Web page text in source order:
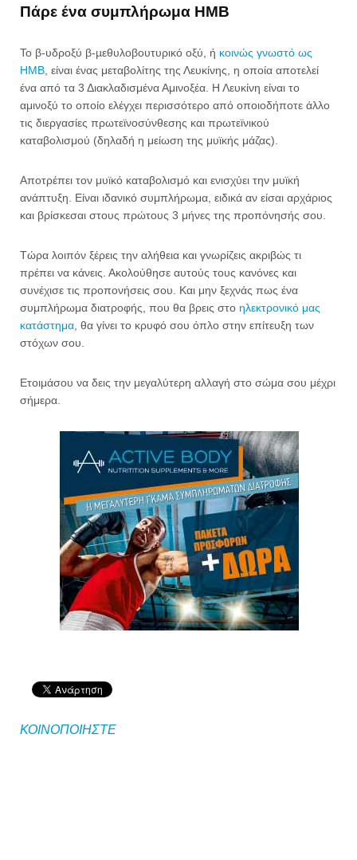
Πάρε ένα συμπλήρωμα HMB
Το β-υδροξύ β-µεθυλοβουτυρικό οξύ, ή κοινώς γνωστό ως
HMB, είναι ένας μεταβολίτης της Λευκίνης, η οποία αποτελεί
ένα από τα 3 Διακλαδισμένα Αμινοξέα. Η Λευκίνη είναι το
αμινοξύ το οποίο ελέγχει περισσότερο από οποιοδήποτε άλλο
τις διεργασίες πρωτεϊνοσύνθεσης και πρωτεϊνικού
καταβολισμού (δηλαδή η μείωση της μυϊκής μάζας).
Αποτρέπει τον μυϊκό καταβολισμό και ενισχύει την μυϊκή
ανάπτυξη. Είναι ιδανικό συμπλήρωμα, ειδικά αν είσαι αρχάριος
και βρίσκεσαι στους πρώτους 3 μήνες της προπόνησής σου.
Τώρα λοιπόν ξέρεις την αλήθεια και γνωρίζεις ακριβώς τι
πρέπει να κάνεις. Ακολούθησε αυτούς τους κανόνες και
συνέχισε τις προπονήσεις σου. Και μην ξεχνάς πως ένα
συμπλήρωμα διατροφής, που θα βρεις στο ηλεκτρονικό μας
κατάστημα, θα γίνει το κρυφό σου όπλο στην επίτευξη των
στόχων σου.
Ετοιμάσου να δεις την μεγαλύτερη αλλαγή στο σώμα σου μέχρι
σήμερα.
ΚΟΙΝΟΠΟΙΗΣΤΕ